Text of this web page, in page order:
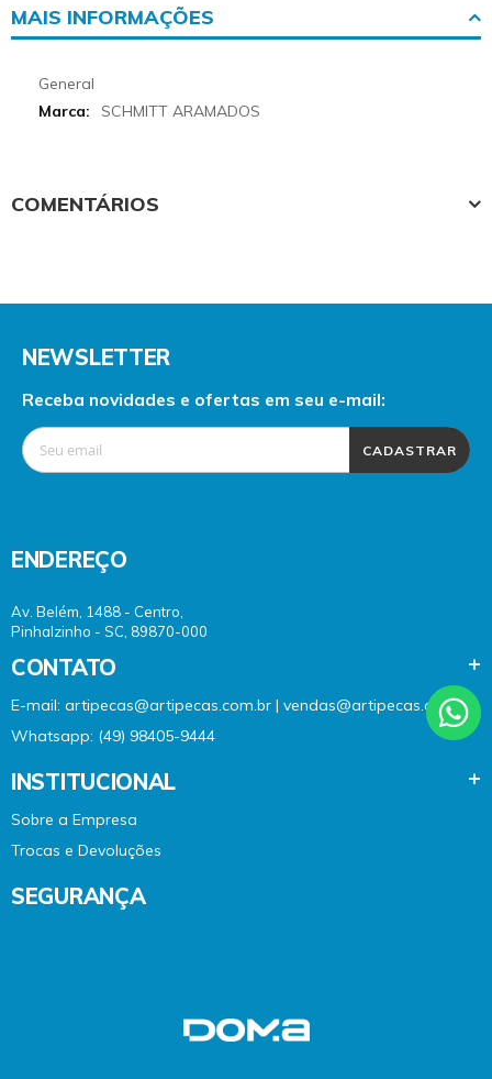
MAIS INFORMAÇÕES
More
Informations
General
SCHMITT ARAMADOS
COMENTÁRIOS
NEWSLETTER
Receba novidades e ofertas em seu e-mail:
CADASTRAR
ENDEREÇO
Av. Belém, 1488 - Centro,
Pinhalzinho - SC, 89870-000
CONTATO
E-mail: artipecas@artipecas.com.br | vendas@artipecas.com.br
Whatsapp: (49) 98405-9444
INSTITUCIONAL
Sobre a Empresa
Trocas e Devoluções
SEGURANÇA